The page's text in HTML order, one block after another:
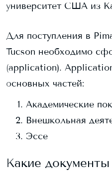
университет США из
Для поступления в
Tucson необходимо
(application).
основных частей:
Академические
Внешкольная
Эссе
Какие